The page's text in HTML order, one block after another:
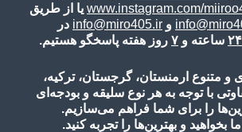
www.instagram.com/ یا از طریق
و info@miro405.ir در
۲۴ ساعته و ۷ روز هفته پاسخگو هستیم.
و متنوع ارمنستان، گرجستان، ترکیه،
با توجه به هر نوع سلیقه و بودجه‌ای
را برای شما فراهم می‌سازیم.
بخواهید و بهترین‌ها را تجربه کنید.